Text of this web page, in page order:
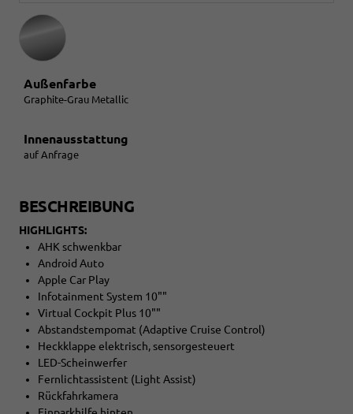
Außenfarbe
Graphite-Grau Metallic
Innenausstattung
auf Anfrage
BESCHREIBUNG
HIGHLIGHTS:
AHK schwenkbar
Android Auto
Apple Car Play
Infotainment System 10""
Virtual Cockpit Plus 10""
Abstandstempomat (Adaptive Cruise Control)
Heckklappe elektrisch, sensorgesteuert
LED-Scheinwerfer
Fernlichtassistent (Light Assist)
Rückfahrkamera